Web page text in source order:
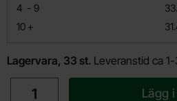
4 -
till 9
10 +
till
Lagervara, 33 st. Leveranstid ca
Lägg